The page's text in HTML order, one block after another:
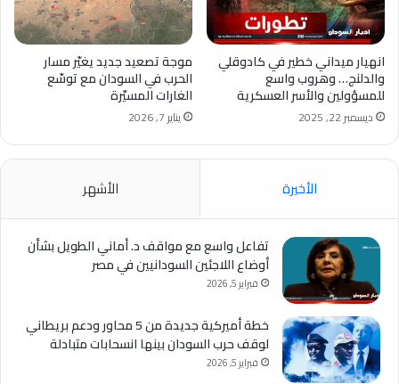
انهيار ميداني خطير في كادوقلي
والدلنج… وهروب واسع
للمسؤولين والأسر العسكرية
ديسمبر 22, 2025
موجة تصعيد جديد يغيّر مسار
الحرب في السودان مع توسّع
الغارات المسيّرة
يناير 7, 2026
الأخيرة الأشهر
تفاعل واسع مع مواقف د. أماني الطويل بشأن
أوضاع اللاجئين السودانيين في مصر
فبراير 5, 2026
خطة أميركية جديدة من 5 محاور ودعم بريطاني
لوقف حرب السودان بينها انسحابات متبادلة
فبراير 5, 2026